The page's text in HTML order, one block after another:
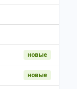
новые
новые